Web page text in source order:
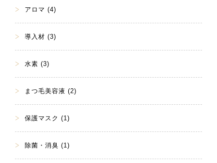
アロマ (4)
導入材 (3)
水素 (3)
まつ毛美容液 (2)
保護マスク (1)
除菌・消臭 (1)